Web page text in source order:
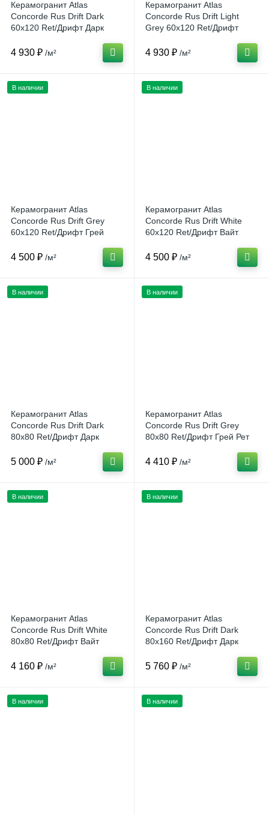
Керамогранит Atlas
Concorde Rus Drift Dark
60x120 Ret/Дрифт Дарк
4 930 ₽ /м²
Керамогранит Atlas
Concorde Rus Drift Light
Grey 60x120 Ret/Дрифт
Россия
4 930 ₽ /м²
В наличии
Керамогранит Atlas
Concorde Rus Drift Grey
60x120 Ret/Дрифт Грей
4 500 ₽ /м²
В наличии
Керамогранит Atlas
Concorde Rus Drift White
60x120 Ret/Дрифт Вайт
4 500 ₽ /м²
В наличии
Керамогранит Atlas
Concorde Rus Drift Dark
80x80 Ret/Дрифт Дарк
5 000 ₽ /м²
В наличии
Керамогранит Atlas
Concorde Rus Drift Grey
80x80 Ret/Дрифт Грей Рет
(Россия)
4 410 ₽ /м²
В наличии
Керамогранит Atlas
Concorde Rus Drift White
80x80 Ret/Дрифт Вайт
4 160 ₽ /м²
В наличии
Керамогранит Atlas
Concorde Rus Drift Dark
80x160 Ret/Дрифт Дарк
5 760 ₽ /м²
В наличии В наличии